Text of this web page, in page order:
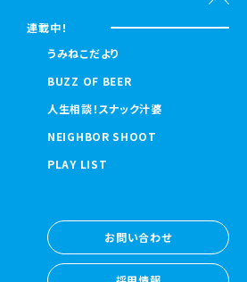
連載中！
うみねこだより
BUZZ OF BEER
人生相談！スナック汁婆
NEIGHBOR SHOOT
PLAY LIST
お問い合わせ
お問い合わせ